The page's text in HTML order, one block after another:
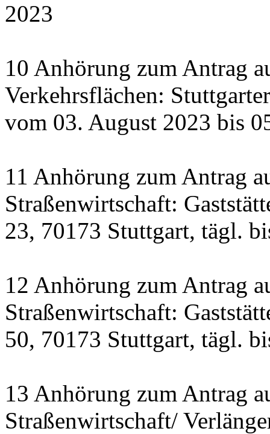
2023
10 Anhörung zum Antrag
Verkehrsflächen:
vom 03. August 2023 bis
11 Anhörung zum Antrag
Straßenwirtschaft:
23, 70173 Stuttgart, tägl.
12 Anhörung zum Antrag
Straßenwirtschaft:
50, 70173 Stuttgart, tägl.
13 Anhörung zum Antrag
Straßenwirtschaft/